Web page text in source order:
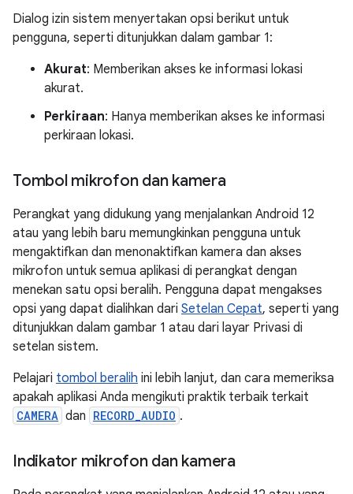
Dialog izin sistem menyertakan opsi berikut untuk
pengguna, seperti ditunjukkan dalam gambar 1:
Akurat: Memberikan akses ke informasi lokasi
akurat.
Perkiraan: Hanya memberikan akses ke informasi
perkiraan lokasi.
Tombol mikrofon dan kamera
Perangkat yang didukung yang menjalankan Android 12
atau yang lebih baru memungkinkan pengguna untuk
mengaktifkan dan menonaktifkan kamera dan akses
mikrofon untuk semua aplikasi di perangkat dengan
menekan satu opsi beralih. Pengguna dapat mengakses
opsi yang dapat dialihkan dari Setelan Cepat, seperti yang
ditunjukkan dalam gambar 1 atau dari layar Privasi di
setelan sistem.
Pelajari tombol beralih ini lebih lanjut, dan cara memeriksa
apakah aplikasi Anda mengikuti praktik terbaik terkait
CAMERA dan RECORD_AUDIO .
Indikator mikrofon dan kamera